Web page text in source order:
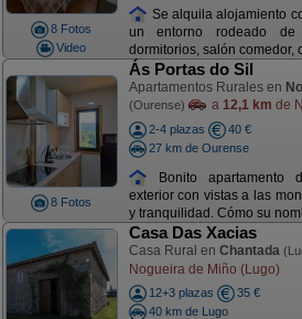
8 Fotos
Video
Se alquila alojamiento
un entorno rodeado
dormitorios, salón comedor,
8 Fotos
Ás Portas do Sil
Apartamentos Rurales en
(Ourense) a 12,1 km de
2-4 plazas
40 €
27 km de Ourense
Bonito apartamento
exterior con vistas a las
y tranquilidad. Cómo su
Casa Das Xacias
Casa Rural en Chantada
Nogueira de Miño (Lugo)
12+3 plazas
35 €
40 km de Lugo